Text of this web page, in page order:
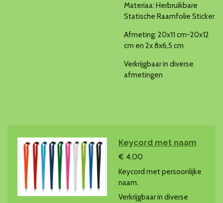
Materiaa: Herbruikbare
Statische Raamfolie Sticker
Afmeting: 20x11 cm-20x12
cm en 2x 8x6,5 cm
Verkrijgbaar in diverse
afmetingen
Keycord met naam
€ 4,00
Keycord met persoonlijke
naam.
Verkrijgbaar in diverse